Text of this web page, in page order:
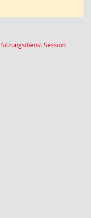
SitzungsdienstSession(Wird in